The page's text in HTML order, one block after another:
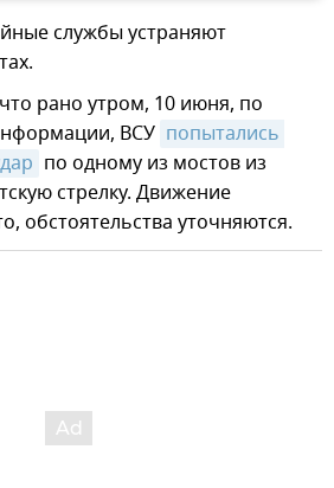
службы устраняют
рано утром, 10 июня, по
ВСУ попытались
по одному из мостов из
стрелку. Движение
обстоятельства уточняются.